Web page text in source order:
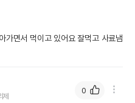
가면서 먹이고 있어요 잘먹고 사료냄
제
0